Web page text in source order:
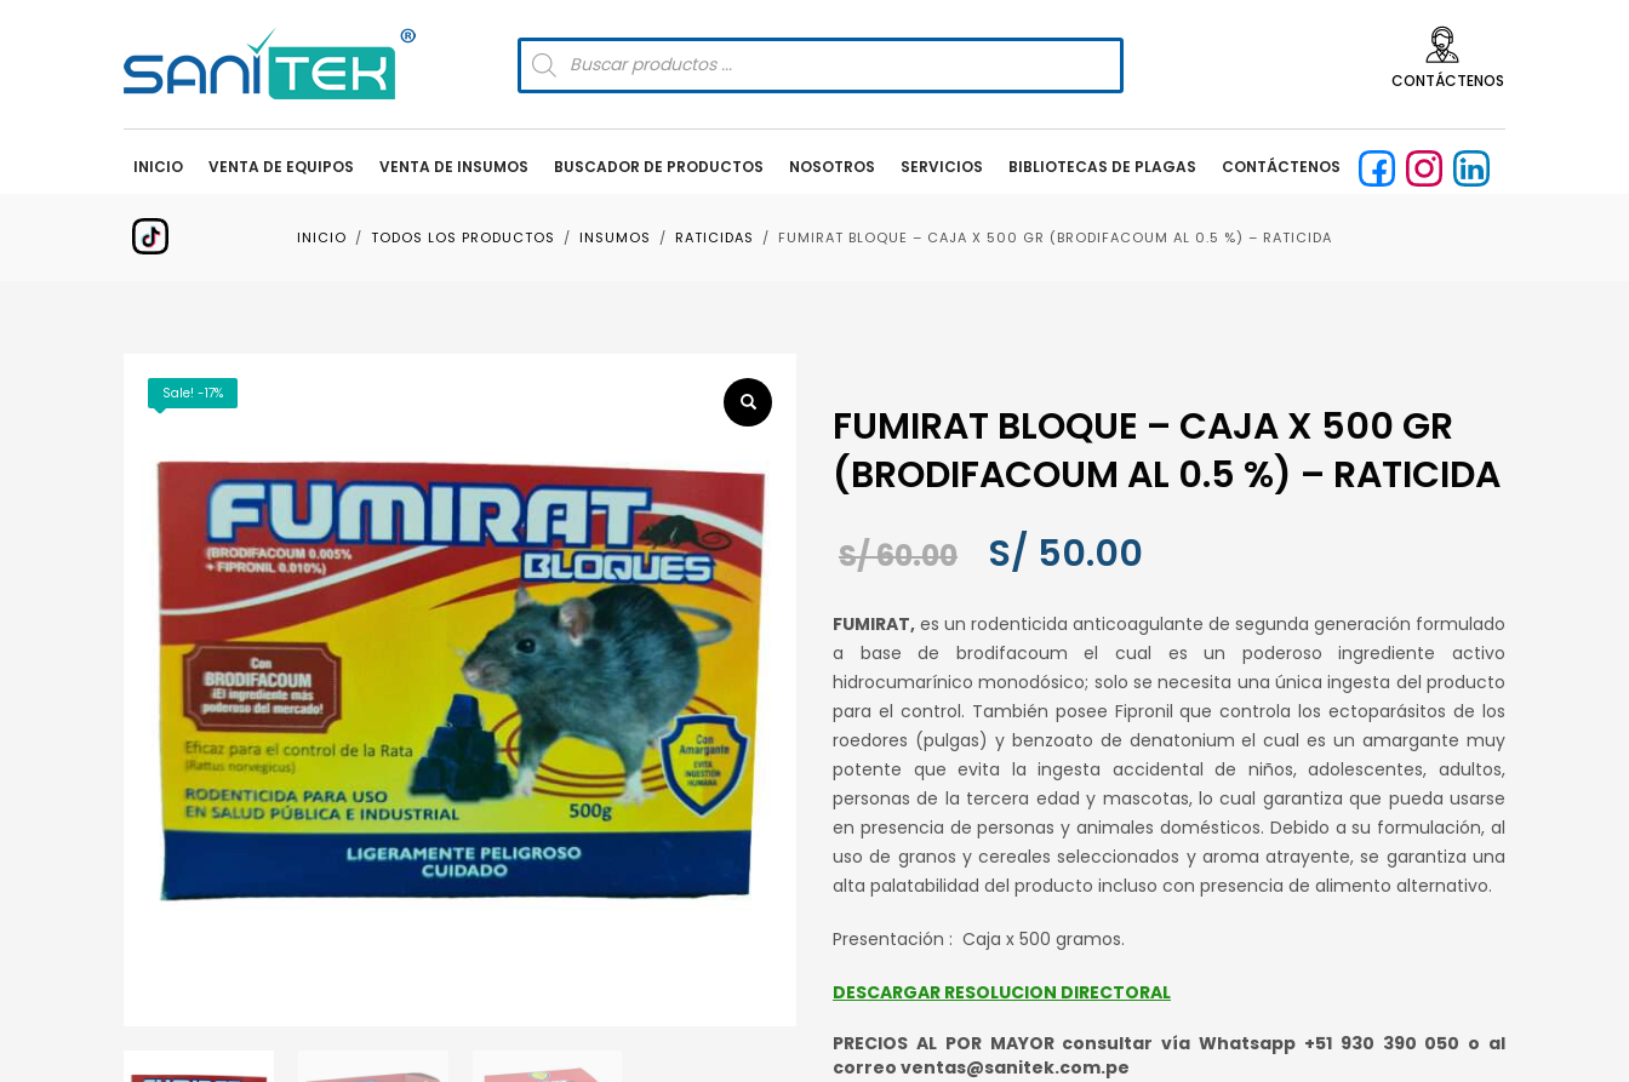
Búsqueda
de
productos CONTÁCTENOS
INICIO VENTA DE EQUIPOS VENTA DE INSUMOS BUSCADOR DE PRODUCTOS NOSOTROS SERVICIOS BIBLIOTECAS DE PLAGAS CONTÁCTENOS
INICIO TODOS LOS PRODUCTOS INSUMOS RATICIDAS FUMIRAT BLOQUE – CAJA X 500 GR (BRODIFACOUM AL 0.5 %) – RATICIDA
Sale! -17%
FUMIRAT BLOQUE – CAJA X 500 GR
(BRODIFACOUM AL 0.5 %) – RATICIDA
S/60.00
El
original
era:
S/ 60.00.
S/ 50.00
actual
es:
S/ 50.00.
FUMIRAT, es un rodenticida anticoagulante de segunda generación formulado
a base de brodifacoum el cual es un poderoso ingrediente activo
hidrocumarínico monodósico; solo se necesita una única ingesta del producto
para el control. También posee Fipronil que controla los ectoparásitos de los
roedores (pulgas) y benzoato de denatonium el cual es un amargante muy
potente que evita la ingesta accidental de niños, adolescentes, adultos,
personas de la tercera edad y mascotas, lo cual garantiza que pueda usarse
en presencia de personas y animales domésticos. Debido a su formulación, al
uso de granos y cereales seleccionados y aroma atrayente, se garantiza una
alta palatabilidad del producto incluso con presencia de alimento alternativo.
Presentación : Caja x 500 gramos.
DESCARGAR RESOLUCION DIRECTORAL
PRECIOS AL POR MAYOR consultar vía Whatsapp +51 930 390 050 o al
correo ventas@sanitek.com.pe